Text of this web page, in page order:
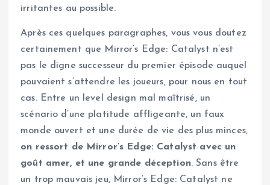
irritantes au possible.
Après ces quelques paragraphes, vous vous doutez
certainement que Mirror’s Edge: Catalyst n’est
pas le digne successeur du premier épisode auquel
pouvaient s’attendre les joueurs, pour nous en tout
cas. Entre un level design mal maîtrisé, un
scénario d’une platitude affligeante, un faux
monde ouvert et une durée de vie des plus minces,
on ressort de Mirror’s Edge: Catalyst avec un
goût amer, et une grande déception. Sans être
un trop mauvais jeu, Mirror’s Edge: Catalyst ne